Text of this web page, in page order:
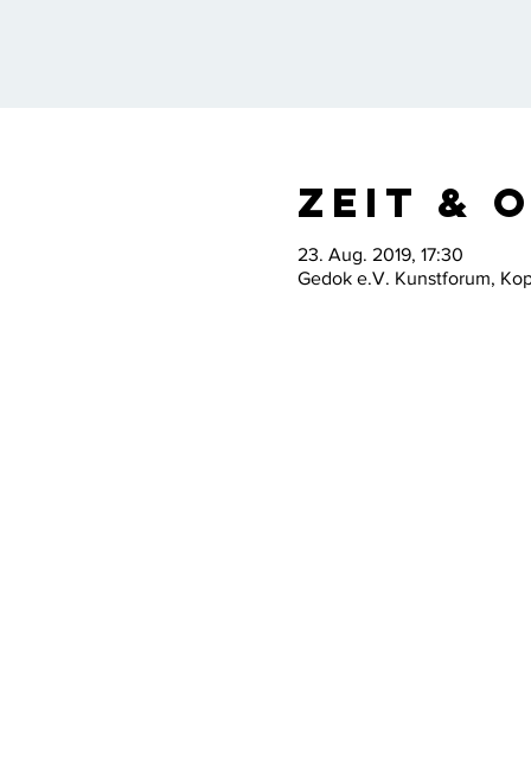
Zeit &
23. Aug. 2019, 17:30
Gedok e.V. Kunstforum,